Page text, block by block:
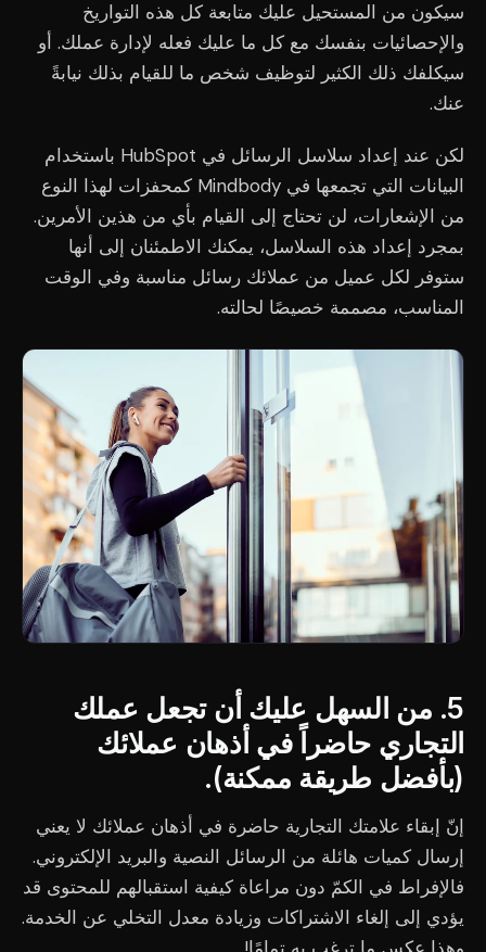
سيكون من المستحيل عليك متابعة كل هذه التواريخ
والإحصائيات بنفسك مع كل ما عليك فعله لإدارة عملك. أو
سيكلفك ذلك الكثير لتوظيف شخص ما للقيام بذلك نيابةً
عنك.
لكن عند إعداد سلاسل الرسائل في HubSpot باستخدام
البيانات التي تجمعها في Mindbody كمحفزات لهذا النوع
من الإشعارات، لن تحتاج إلى القيام بأي من هذين الأمرين.
بمجرد إعداد هذه السلاسل، يمكنك الاطمئنان إلى أنها
ستوفر لكل عميل من عملائك رسائل مناسبة وفي الوقت
المناسب، مصممة خصيصًا لحالته.
5. من السهل عليك أن تجعل عملك
التجاري حاضراً في أذهان عملائك
(بأفضل طريقة ممكنة).
إنّ إبقاء علامتك التجارية حاضرة في أذهان عملائك لا يعني
إرسال كميات هائلة من الرسائل النصية والبريد الإلكتروني.
فالإفراط في الكمّ دون مراعاة كيفية استقبالهم للمحتوى قد
يؤدي إلى إلغاء الاشتراكات وزيادة معدل التخلي عن الخدمة.